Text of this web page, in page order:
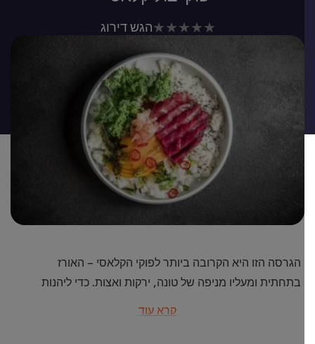
לא
דירוגים
עבור
recipe
זה
הגש דירוג
הגרסה הזו היא הקרובה ביותר לפוקי הקלאסי – האורז
בתחתית ומעליו מניפה של טונה, ירקות ואצות. כדי ליהנות
חשוב להגיש את המנה בקערה יחסית עמוקה. עם זאת בעת
קרא עוד